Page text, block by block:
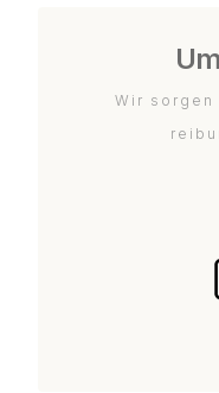
Wir sorgen